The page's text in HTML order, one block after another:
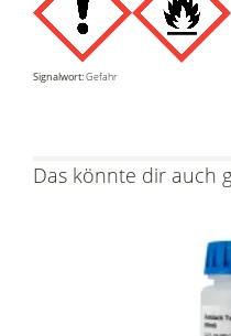
Signalwort:Gefahr
Das könnte dir auch